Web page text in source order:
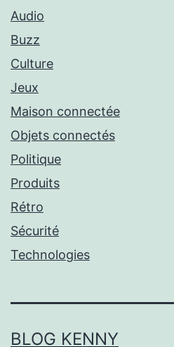
Audio
Buzz
Culture
Jeux
Maison connectée
Objets connectés
Politique
Produits
Rétro
Sécurité
Technologies
BLOG KENNY